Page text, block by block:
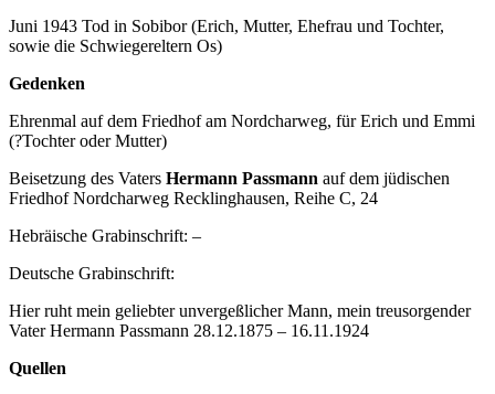
Juni 1943 Tod in Sobibor (Erich, Mutter, Ehefrau und Tochter,
sowie die Schwiegereltern Os)
Gedenken
Ehrenmal auf dem Friedhof am Nordcharweg, für Erich und Emmi
(?Tochter oder Mutter)
Beisetzung des Vaters Hermann Passmann auf dem jüdischen
Friedhof Nordcharweg Recklinghausen, Reihe C, 24
Hebräische Grabinschrift: –
Deutsche Grabinschrift:
Hier ruht mein geliebter unvergeßlicher Mann, mein treusorgender
Vater Hermann Passmann 28.12.1875 – 16.11.1924
Quellen